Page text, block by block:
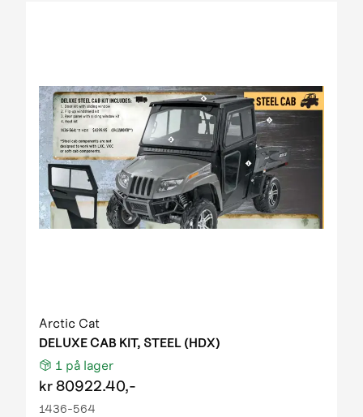
Arctic Cat
DELUXE CAB KIT, STEEL (HDX)
1 på lager
kr80922.40,-
1436-564